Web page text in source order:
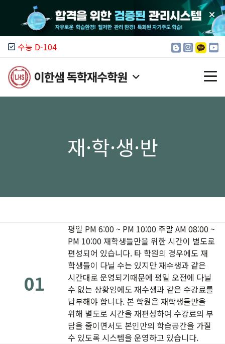
수능 D-104
커뮤니티
캠퍼스 찾기
가맹점 문의
재·학·생·반
01
평일 PM 6:00 ~ PM 10:00 주말 AM 08:00 ~
PM 10:00 재학생들만을 위한 시간이 별도로
편성되어 있습니다. 타 학원의 경우에도 재
학생들이 다닐 수는 있지만 재수생과 같은
시간대로 운영되기때문에 평일 오전에 다닐
수 없는 상황임에도 재수생과 같은 수강료를
납부해야 합니다. 본 학원은 재학생들만을
위해 별도로 시간을 재편성하여 수강료의 부
담을 줄이면서도 본인만의 학습공간을 가질
수 있도록 시스템을 운영하고 있습니다.